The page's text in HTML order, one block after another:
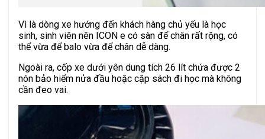
Vì là dòng xe hướng đến khách hàng chủ yếu là học
sinh, sinh viên nên ICON e có sàn để chân rất rộng, có
thể vừa để balo vừa để chân dễ dàng.
Ngoài ra, cốp xe dưới yên dung tích 26 lít chứa được 2
nón bảo hiểm nửa đầu hoặc cặp sách đi học mà không
cần đeo vai.